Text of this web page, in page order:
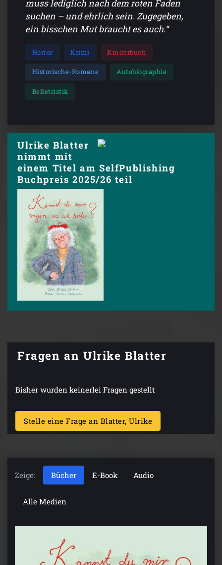
muss lediglich nach dem roten Faden
suchen – und ehrlich sein. Zugegeben,
ein bisschen Mut braucht es auch.“
Horror Krimi Kinderbuch
Historische-Romane Autobiographie
Belletristik
Ulrike Blatter
nimmt mit
einem Titel am SelfPublishing
Buchpreis 2025/26 teil
Fragen an Ulrike Blatter
Bisher wurden keinerlei Fragen gestellt
Stelle eine Frage an Blatter, Ulrike
Zeige: Bücher E-Book Audio
Alle Medien